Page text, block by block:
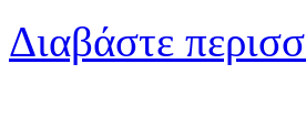
Διαβάστε